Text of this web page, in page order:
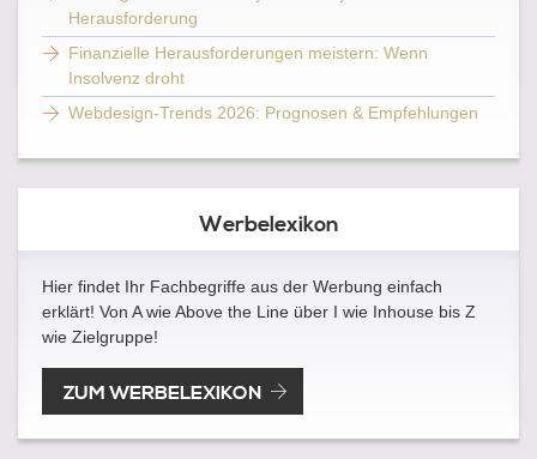
Herausforderung
Finanzielle Herausforderungen meistern: Wenn
Insolvenz droht
Webdesign-Trends 2026: Prognosen & Empfehlungen
Werbelexikon
Hier findet Ihr Fachbegriffe aus der Werbung einfach
erklärt! Von A wie Above the Line über I wie Inhouse bis Z
wie Zielgruppe!
ZUM WERBELEXIKON